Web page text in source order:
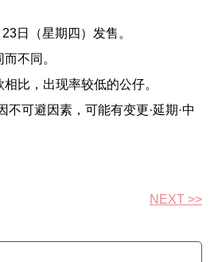
日（星期四）发售。
不同。
比，出现率较低的公仔。
可避因素，可能有变更·延期·中
NEXT >>